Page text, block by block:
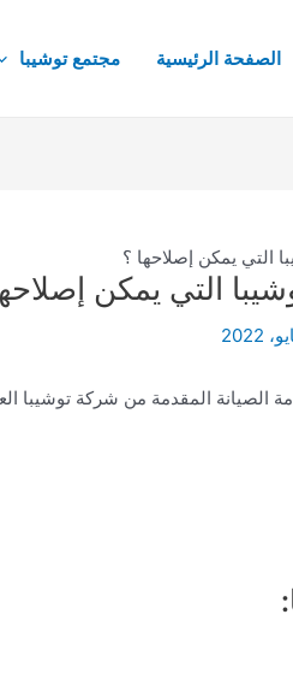
الصفحة الرئيسية مجتمع توشيبا
التي يمكن إصلاحها ؟
التي يمكن
الصيانة المقدمة من شركة توشيبا